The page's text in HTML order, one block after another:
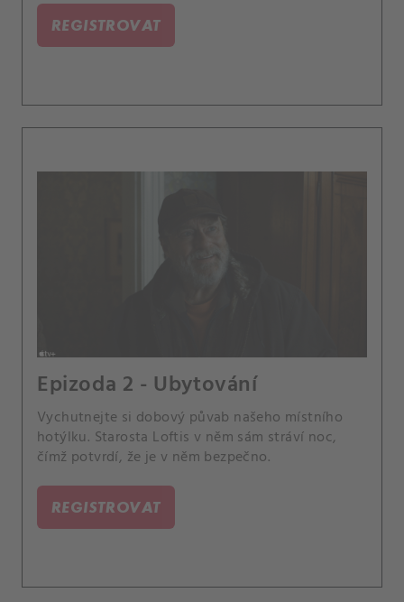
REGISTROVAT
Epizoda 2 - Ubytování
Vychutnejte si dobový půvab našeho místního
hotýlku. Starosta Loftis v něm sám stráví noc,
čímž potvrdí, že je v něm bezpečno.
REGISTROVAT